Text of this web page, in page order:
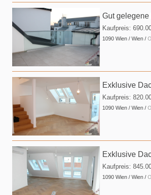
Gut
Kaufpreis:
1090 Wien / Wien /
Exklusive
Kaufpreis:
1090 Wien / Wien /
Exklusive
Kaufpreis:
1090 Wien / Wien /